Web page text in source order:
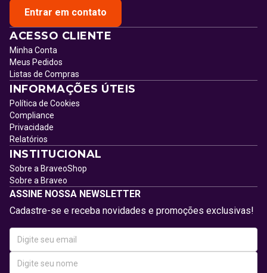
Entrar em contato
ACESSO CLIENTE
Minha Conta
Meus Pedidos
Listas de Compras
INFORMAÇÕES ÚTEIS
Política de Cookies
Compliance
Privacidade
Relatórios
INSTITUCIONAL
Sobre a BraveoShop
Sobre a Braveo
ASSINE NOSSA NEWSLETTER
Cadastre-se e receba novidades e promoções exclusivas!